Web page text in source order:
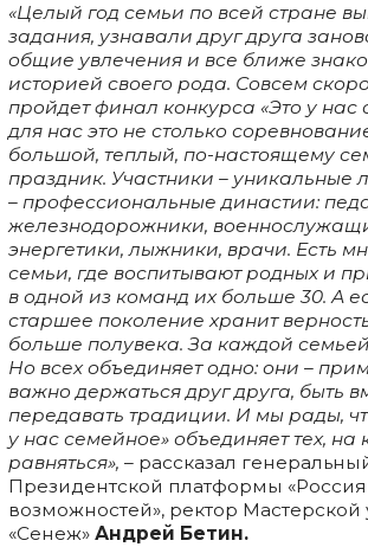
«Целый год семьи по всей стране
задания, узнавали друг друга
общие увлечения и все ближе
историей своего рода. Совсем
пройдет финал конкурса «Это у нас
для нас это не столько
большой, теплый, по-настоящему
праздник. Участники – уникальные
– профессиональные династии:
железнодорожники,
энергетики, лыжники, врачи. Есть
семьи, где воспитывают родных и
в одной из команд их больше 30. А
старшее поколение хранит
больше полувека. За каждой семьей
Но всех объединяет одно: они –
важно держаться друг друга, быть
передавать традиции. И мы рады,
у нас семейное» объединяет тех, на
равняться», – рассказал
Президентской платформы «Россия
возможностей», ректор
«Сенеж» Андрей Бетин.